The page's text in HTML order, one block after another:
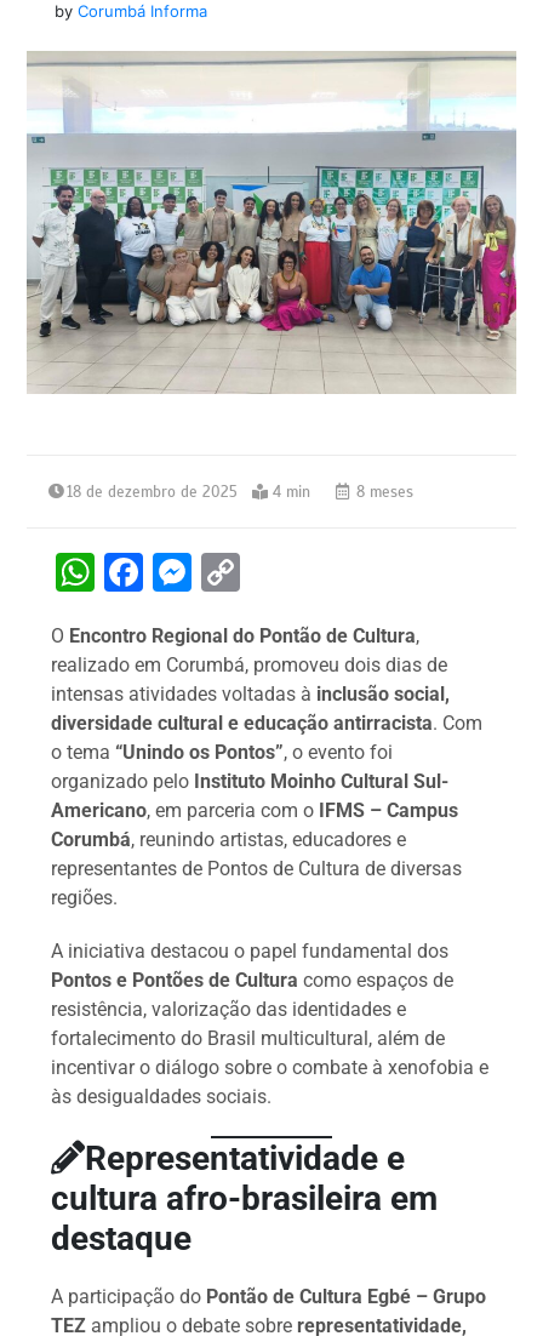
by Corumbá Informa
18 de dezembro de 2025 4 min 8 meses
W
at
s
A
p
p
F
c
e
b
o
o
k
M
s
s
e
n
g
er
p
y
Li
n
k
O Encontro Regional do Pontão de Cultura,
realizado em Corumbá, promoveu dois dias de
intensas atividades voltadas à inclusão social,
diversidade cultural e educação antirracista. Com
o tema “Unindo os Pontos”, o evento foi
organizado pelo Instituto Moinho Cultural Sul-
Americano, em parceria com o
IFMS – Campus
Corumbá, reunindo artistas, educadores e
representantes de Pontos de Cultura de diversas
regiões.
A iniciativa destacou o papel fundamental dos
Pontos e Pontões de Cultura como espaços de
resistência, valorização das identidades e
fortalecimento do Brasil multicultural, além de
incentivar o diálogo sobre o combate à xenofobia e
às desigualdades sociais.
Representatividade e
cultura afro-brasileira em
destaque
A participação do Pontão de Cultura Egbé – Grupo
TEZ ampliou o debate sobre representatividade,